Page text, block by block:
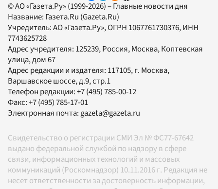
© АО «Газета.Ру» (1999-2026) – Главные новости дня
Название: Газета.Ru (Gazeta.Ru)
Учредитель:АО «Газета.Ру», ОГРН 1067761730376, ИНН
7743625728
Адрес учредителя: 125239, Россия, Москва, Коптевская
улица, дом 67
Адрес редакции и издателя: 117105, г. Москва,
Варшавское шоссе, д.9, стр.1
Телефон редакции:+7 (495) 785-00-12
Факс:+7 (495) 785-17-01
Электронная почта:gazeta@gazeta.ru
Свидетельство о регистрации СМИ Эл № ФС77-67642
выдано федеральной службой по надзору в сфере
связи, информационных технологий и массовых
коммуникаций (Роскомнадзор) 10.11.2016 г. Редакция не
несет ответственности за достоверность информации,